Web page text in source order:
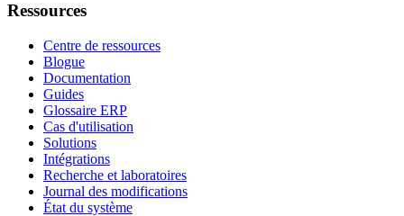
Ressources
Centre de ressources
Blogue
Documentation
Guides
Glossaire ERP
Cas d'utilisation
Solutions
Intégrations
Recherche et laboratoires
Journal des modifications
État du système